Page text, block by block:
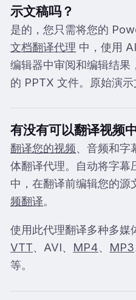
示文稿吗？
是的，您只需将您的
文档翻译代理 中，使用
编辑器中审阅和编辑结果
的 PPTX 文件。原始演示
有没有可以翻译视频
翻译您的视频、音频和字
体翻译代理。自动将字幕
中，在翻译前编辑您的源
频翻译。
使用此代理翻译多种多
VTT、AVI、 MP4、 MP3
等。